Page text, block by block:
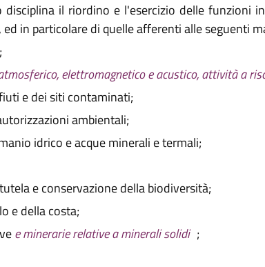
disciplina il riordino e l'esercizio delle funzioni
in particolare di quelle afferenti alle seguenti
elettromagnetico e acustico, attività a
e dei siti contaminati;
ambientali;
idrico e acque minerali e termali;
e conservazione della biodiversità;
e della costa;
e minerarie relative a minerali solidi ;